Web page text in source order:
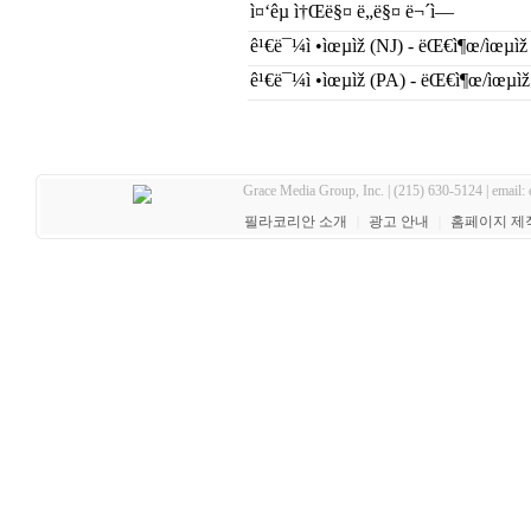
ì¤‘êµ­ ì†Œë§¤ ë„ë§¤ ë¬´ì—­
ê¹€ë¯¼ì •ìœµìž (NJ) - ëŒ€ì¶œ/ìœµìž
ê¹€ë¯¼ì •ìœµìž (PA) - ëŒ€ì¶œ/ìœµìž
Grace Media Group, Inc. | (215) 630-5124 | email:
필라코리안 소개
광고 안내 홈페이지 제